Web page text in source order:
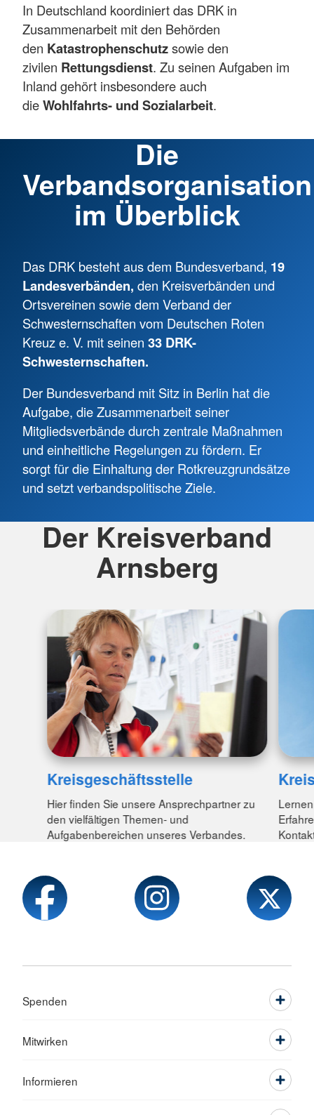
In Deutschland koordiniert das DRK in
Zusammenarbeit mit den Behörden
den Katastrophenschutzsowie den
zivilen Rettungsdienst. Zu seinen Aufgaben im
Inland gehört insbesondere auch
dieWohlfahrts- und Sozialarbeit.
Die
Verbandsorganisation
im Überblick
Das DRK besteht aus dem Bundesverband, 19
Landesverbänden, den Kreisverbänden und
Ortsvereinen sowie dem Verband der
Schwesternschaften vom Deutschen Roten
Kreuz e. V. mit seinen 33 DRK-
Schwesternschaften.
Der Bundesverband mit Sitz in Berlin hat die
Aufgabe, die Zusammenarbeit seiner
Mitgliedsverbände durch zentrale Maßnahmen
und einheitliche Regelungen zu fördern. Er
sorgt für die Einhaltung der Rotkreuzgrundsätze
und setzt verbandspolitische Ziele.
Der Kreisverband
Arnsberg
Kreisgeschäftsstelle
Hier finden Sie unsere Ansprechpartner zu
den vielfältigen Themen- und
Aufgabenbereichen unseres Verbandes.
Spenden
Mitwirken
Informieren